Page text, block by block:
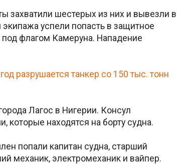
захватили шестерых из них и вывезли в
успели попасть в защитное
флагом Камеруна. Нападение
разрушается танкер со 150 тыс. тонн
Лагос в Нигерии. Консул
которые находятся на борту судна.
попали капитан судна, старший
механик, электромеханик и вайпер.